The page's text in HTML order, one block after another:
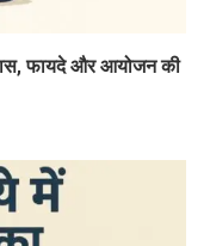
फायदे और आयोजन की